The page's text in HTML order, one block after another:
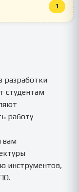
1
разработки
студентам
работу
инструментов,